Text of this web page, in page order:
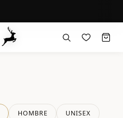
HOMBRE UNISEX